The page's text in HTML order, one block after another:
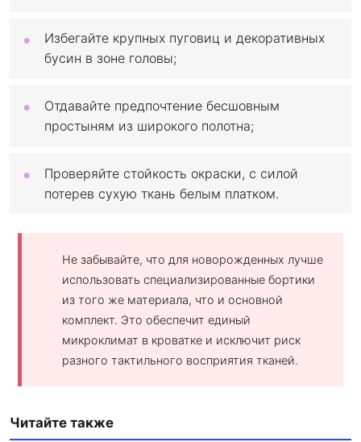
Избегайте крупных пуговиц и декоративных
бусин в зоне головы;
Отдавайте предпочтение бесшовным
простыням из широкого полотна;
Проверяйте стойкость окраски, с силой
потерев сухую ткань белым платком.
Не забывайте, что для новорожденных лучше
использовать специализированные бортики
из того же материала, что и основной
комплект. Это обеспечит единый
микроклимат в кроватке и исключит риск
разного тактильного восприятия тканей.
Читайте также